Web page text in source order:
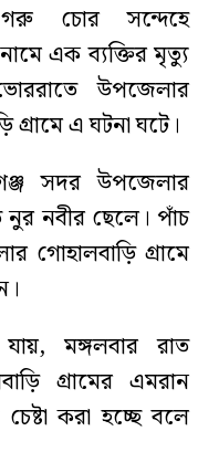
গরু চোর সন্দেহে
এক ব্যক্তির মৃত্যু
উপজেলার
এ ঘটনা ঘটে।
সদর উপজেলার
নবীর ছেলে। পাঁচ
গোহালবাড়ি গ্রামে
মঙ্গলবার রাত
গ্রামের এমরান
করা হচ্ছে বলে